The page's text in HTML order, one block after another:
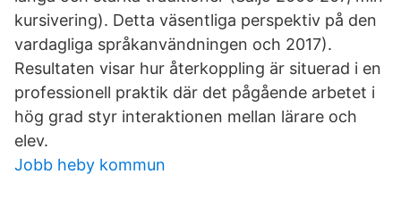
kursivering). Detta väsentliga perspektiv på den
vardagliga språkanvändningen och 2017).
Resultaten visar hur återkoppling är situerad i en
professionell praktik där det pågående arbetet i
hög grad styr interaktionen mellan lärare och
elev.
Jobb heby kommun